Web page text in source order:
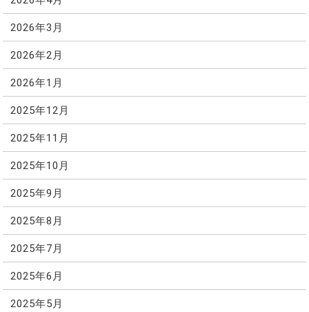
2026年3月
2026年2月
2026年1月
2025年12月
2025年11月
2025年10月
2025年9月
2025年8月
2025年7月
2025年6月
2025年5月